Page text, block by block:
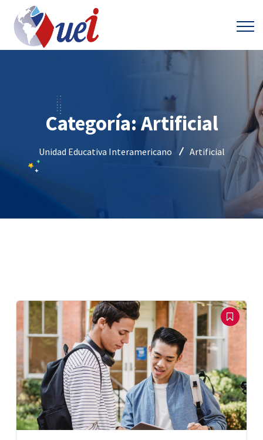
Categoría:Artificial
Unidad Educativa Interamericano Artificial